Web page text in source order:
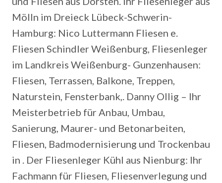
Mölln im Dreieck Lübeck-Schwerin-
Hamburg: Nico Luttermann Fliesen e.
Fliesen Schindler Weißenburg, Fliesenleger
im Landkreis Weißenburg- Gunzenhausen:
Fliesen, Terrassen, Balkone, Treppen,
Naturstein, Fensterbank,. Danny Ollig – Ihr
Meisterbetrieb für Anbau, Umbau,
Sanierung, Maurer- und Betonarbeiten,
Fliesen, Badmodernisierung und Trockenbau
in . Der Fliesenleger Kühl aus Nienburg: Ihr
Fachmann für Fliesen, Fliesenverlegung und